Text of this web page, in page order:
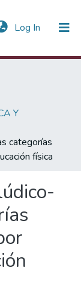
Log In (current)
Y
categorías
física